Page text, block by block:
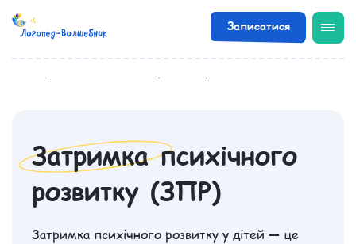
Записатися
Затримка психічного
розвитку (ЗПР)
Затримка психічного розвитку у дітей — це